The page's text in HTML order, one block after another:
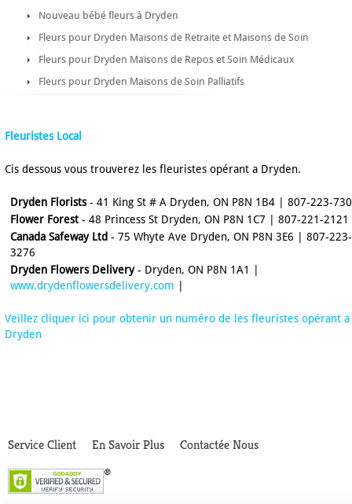
Nouveau bébé fleurs à Dryden
Fleurs pour Dryden Maisons de Retraite et Maisons de Soin
Fleurs pour Dryden Maisons de Repos et Soin Médicaux
Fleurs pour Dryden Maisons de Soin Palliatifs
Fleuristes Local
Cis dessous vous trouverez les fleuristes opérant a Dryden.
Dryden Florists- 41 King St # A Dryden, ON P8N 1B4 | 807-223-
Flower Forest - 48 Princess St Dryden, ON P8N 1C7 | 807-221-2121
Canada Safeway Ltd - 75 Whyte Ave Dryden, ON P8N 3E6 | 807-223-
3276
Dryden Flowers Delivery- Dryden, ON P8N 1A1 |
www.drydenflowersdelivery.com
Veillez cliquer ici pour obtenir un numéro de les fleuristes opérant a
Dryden
Service Client En Savoir Plus Contactée Nous